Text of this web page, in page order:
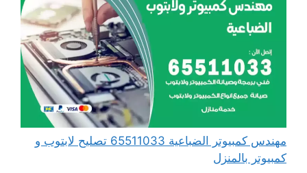
مهندس كمبيوتر الضباعية 65511033 تصليح لابتوب و
كمبيوتر بالمنزل